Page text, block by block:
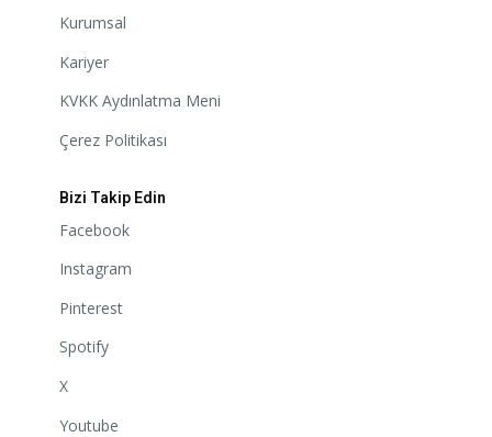
Kurumsal
Kariyer
KVKK Aydınlatma Meni
Çerez Politikası
Bizi Takip Edin
Facebook
Instagram
Pinterest
Spotify
X
Youtube